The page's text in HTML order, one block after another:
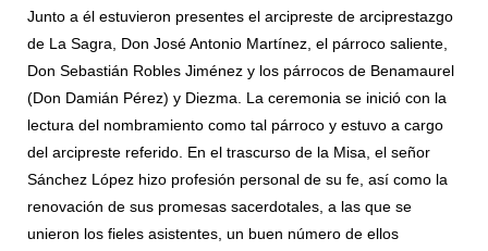
Junto a él estuvieron presentes el arcipreste de arciprestazgo
de La Sagra, Don José Antonio Martínez, el párroco saliente,
Don Sebastián Robles Jiménez y los párrocos de Benamaurel
(Don Damián Pérez) y Diezma. La ceremonia se inició con la
lectura del nombramiento como tal párroco y estuvo a cargo
del arcipreste referido. En el trascurso de la Misa, el señor
Sánchez López hizo profesión personal de su fe, así como la
renovación de sus promesas sacerdotales, a las que se
unieron los fieles asistentes, un buen número de ellos